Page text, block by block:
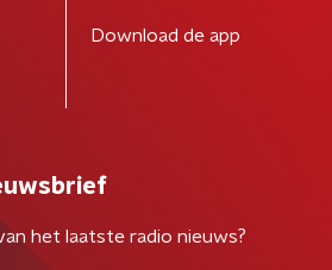
Download de app
het laatste radio nieuws?